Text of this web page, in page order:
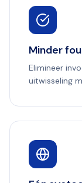
Minder
Elimineer
uitwisseling